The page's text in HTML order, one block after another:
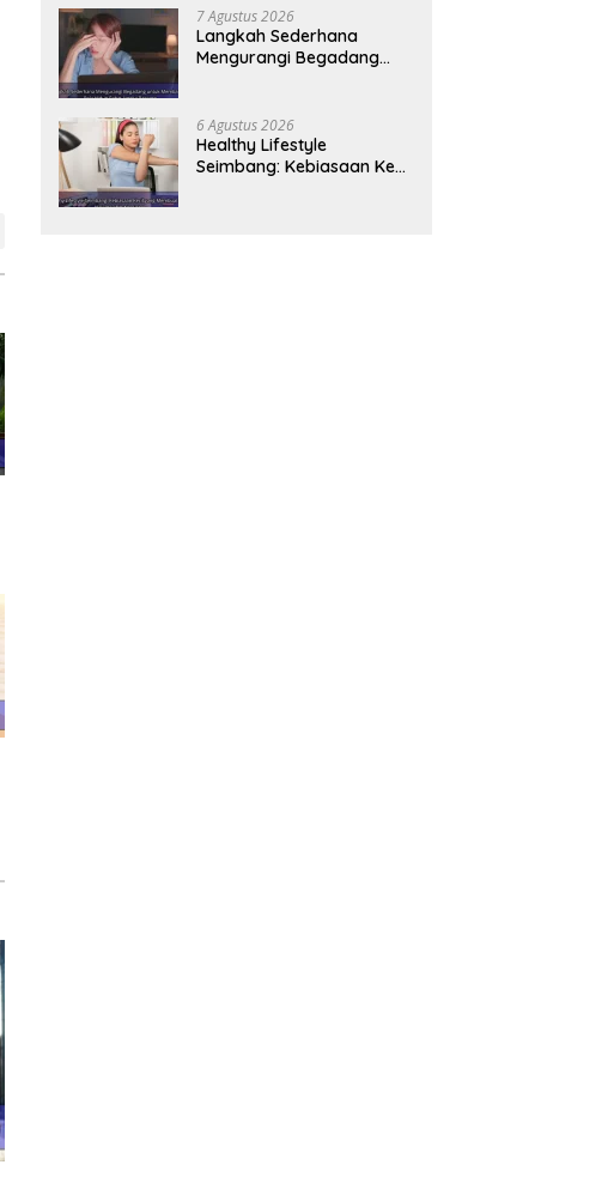
7 Agustus 2026
Langkah Sederhana
Mengurangi Begadang
Panjang
6 Agustus 2026
Healthy Lifestyle
Seimbang: Kebiasaan Kecil